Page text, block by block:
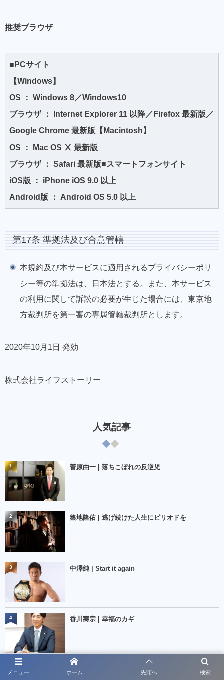
推奨ブラウザ
■PCサイト
【Windows】
OS ： Windows 8／Windows10
ブラウザ ： Internet Explorer 11 以降／Firefox 最新版／
Google Chrome 最新版【Macintosh】
OS ： Mac OS Ⅹ 最新版
ブラウザ ： Safari 最新版■スマートフォンサイト
iOS版 ： iPhone iOS 9.0 以上
Android版 ： Android OS 5.0 以上
第17条 準拠法及び合意管轄
本規約及び本サービスに適用されるプライバシーポリ
シー等の準拠法は、日本法とする。また、本サービス
の利用に関して訴訟の必要が生じた場合には、東京地
方裁判所を第一審の専属管轄裁判所とします。
2020年10月1日 発効
株式会社ライフストーリー
人気記事
菅原由一 | 落ちこぼれの反逆児
1
築地隆佑 | 逃げ続けた人生にピリオドを
2
中澤純 | Start it again
3
香川壽宗 | 幸福のカギ
4
日高容子 | 花は心のラブレター
メニュー 検索
ホーム 先頭へ